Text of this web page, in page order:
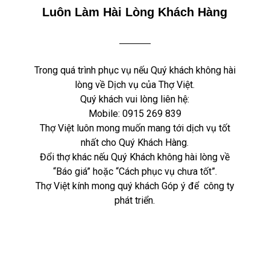
Luôn Làm Hài Lòng Khách Hàng
Trong quá trình phục vụ nếu Quý khách không hài
lòng về Dịch vụ của Thợ Việt.
Quý khách vui lòng liên hệ:
Mobile: 0915 269 839
Thợ Việt luôn mong muốn mang tới dịch vụ tốt
nhất cho Quý Khách Hàng.
Đổi thợ khác nếu Quý Khách không hài lòng về
“Báo giá” hoặc “Cách phục vụ chưa tốt”.
Thợ Việt kính mong quý khách Góp ý để công ty
phát triển.